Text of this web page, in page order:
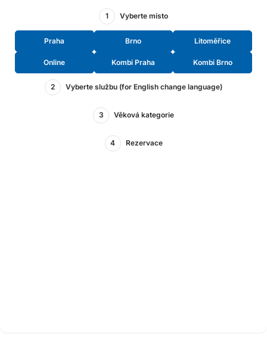
1 Vyberte místo
Praha Brno Litoměřice
Online Kombi Praha Kombi Brno
2 Vyberte službu (for English change language)
3 Věková kategorie
4 Rezervace